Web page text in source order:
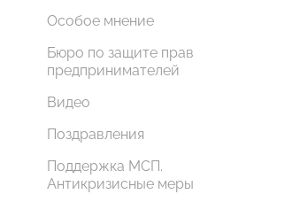
Особое мнение
Бюро по защите прав
предпринимателей
Видео
Поздравления
Поддержка МСП.
Антикризисные меры